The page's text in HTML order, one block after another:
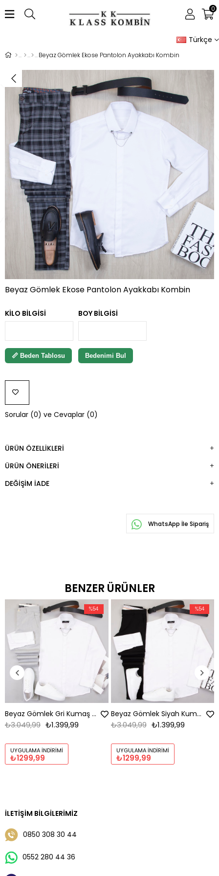
Türkçe
0
Beyaz Gömlek Ekose Pantolon Ayakkabı Kombin
Beyaz Gömlek Ekose Pantolon Ayakkabı Kombin
KILO BILGISI BOY BILGISI
📏 Beden Tablosu Bedenimi Bul
FAVORILERE
EKLE
Sorular (0) ve Cevaplar (0)
ÜRÜN ÖZELLIKLERI
ÜRÜN ÖNERILERI
DEĞIŞIM İADE
WhatsApp İle Sipariş
BENZER ÜRÜNLER
Beyaz Gömlek Gri Kumaş Pantolon Ayakkabı Kombin
₺1.399,99
₺3.049,99
UYGULAMA İNDIRIMI
₺1299,99
%54
Beyaz Gömlek Siyah Kumaş Pantolon Ayakkabı Kombin
₺1.399,99
₺3.049,99
UYGULAMA İNDIRIMI
₺1299,99
%54
İLETIŞIM BILGILERIMIZ
0850 308 30 44
0552 280 44 36